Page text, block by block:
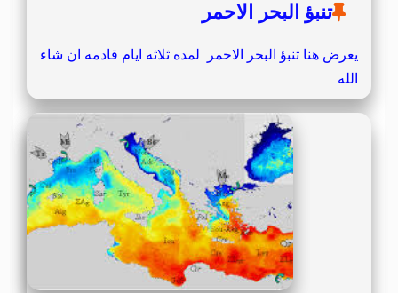
تنبؤ البحر الاحمر
يعرض هنا تنبؤ البحر الاحمر لمده ثلاثه ايام قادمه ان شاء
الله